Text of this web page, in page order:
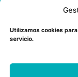
Utilizamos cookies
servicio.